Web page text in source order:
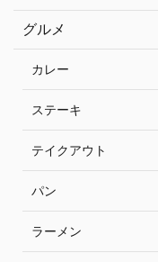
グルメ
カレー
ステーキ
テイクアウト
パン
ラーメン